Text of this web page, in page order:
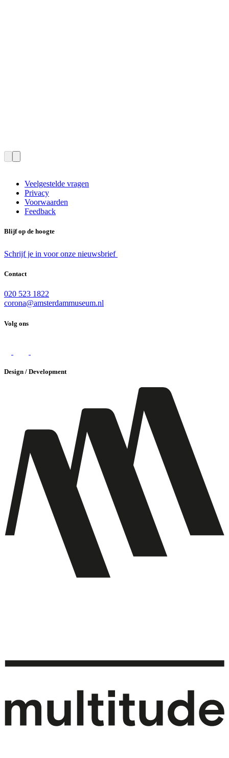
Veelgestelde vragen
Privacy
Voorwaarden
Feedback
Blijf op de hoogte
Schrijf je in voor onze nieuwsbrief
Contact
020 523 1822
corona@amsterdammuseum.nl
Volg ons
Design / Development